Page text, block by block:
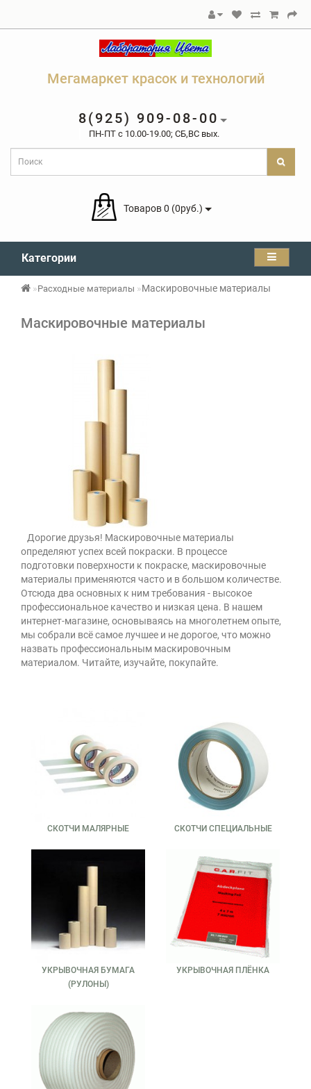
Мегамаркет красок и технологий
8(925) 909-08-00
ПН-ПТ c 10.00-19.00; СБ,ВС вых.
Товаров 0 (0руб.)
Категории
Расходные материалы Маскировочные материалы
Маскировочные материалы
Дорогие друзья! Маскировочные материалы
определяют успех всей покраски. В процессе
подготовки поверхности к покраске, маскировочные
материалы применяются часто и в большом количестве.
Отсюда два основных к ним требования - высокое
профессиональное качество и низкая цена. В нашем
интернет-магазине, основываясь на многолетнем опыте,
мы собрали всё самое лучшее и не дорогое, что можно
назвать профессиональным маскировочным
материалом. Читайте, изучайте, покупайте.
СКОТЧИ МАЛЯРНЫЕ СКОТЧИ СПЕЦИАЛЬНЫЕ
УКРЫВОЧНАЯ БУМАГА
(РУЛОНЫ)
УКРЫВОЧНАЯ ПЛЁНКА